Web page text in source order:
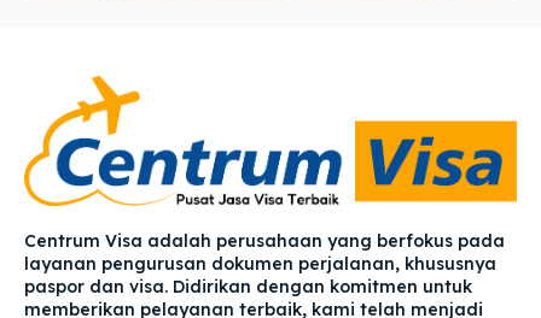
Centrum Visa adalah perusahaan yang berfokus pada
layanan pengurusan dokumen perjalanan, khususnya
paspor dan visa. Didirikan dengan komitmen untuk
memberikan pelayanan terbaik, kami telah menjadi